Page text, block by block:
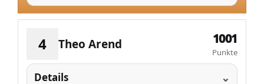
4 Theo Arend 1001
Punkte
Details